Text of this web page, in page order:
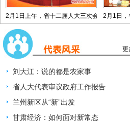
2月1日上午，省十二届人大三次会 2月1日，
更
刘大江：说的都是农家事
省人大代表审议政府工作报告
兰州新区从“新”出发
甘肃经济：如何面对新常态